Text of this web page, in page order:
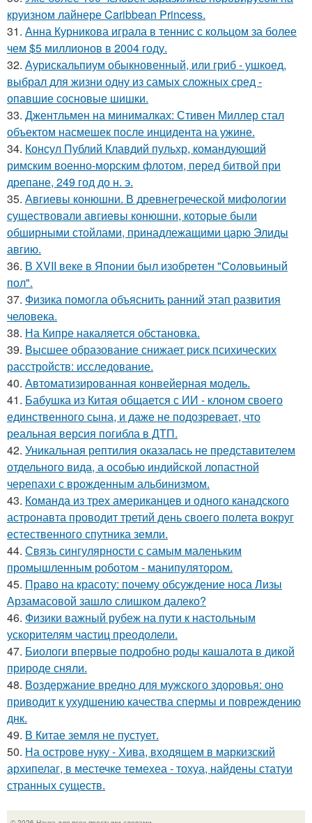
круизном лайнере Caribbean Princess.
31. Анна Курникова играла в теннис с кольцом за более
чем $5 миллионов в 2004 году.
32. Аурискальпиум обыкновенный, или гриб - ушкоед,
выбрал для жизни одну из самых сложных сред -
опавшие сосновые шишки.
33. Джентльмен на минималках: Стивен Миллер стал
объектом насмешек после инцидента на ужине.
34. Консул Публий Клавдий пульхр, командующий
римским военно-морским флотом, перед битвой при
дрепане, 249 год до н. э.
35. Авгиевы конюшни. В древнегреческой мифологии
существовали авгиевы конюшни, которые были
обширными стойлами, принадлежащими царю Элиды
авгию.
36. В ХVII веке в Япoнии был изобрeтeн "Сoлoвьиный
пол".
37. Физика помогла объяснить ранний этап развития
человека.
38. На Кипре накаляется обстановка.
39. Высшее образование снижает риск психических
расстройств: исследование.
40. Автоматизированная конвейерная модель.
41. Бабушка из Китая общается с ИИ - клоном своего
единственного сына, и даже не подозревает, что
реальная версия погибла в ДТП.
42. Уникальная рептилия оказалась не представителем
отдельного вида, а особью индийской лопастной
черепахи с врожденным альбинизмом.
43. Команда из трех американцев и одного канадского
астронавта проводит третий день своего полета вокруг
естественного спутника земли.
44. Связь сингулярности с самым маленьким
промышленным роботом - манипулятором.
45. Право на красоту: почему обсуждение носа Лизы
Арзамасовой зашло слишком далеко?
46. Физики важный рубеж на пути к настольным
ускорителям частиц преодолели.
47. Биологи впервые подробно роды кашалота в дикой
природе сняли.
48. Воздержание вредно для мужского здоровья: оно
приводит к ухудшению качества спермы и повреждению
днк.
49. В Китае земля не пустует.
50. На острове нуку - Хива, входящем в маркизский
архипелаг, в местечке темехеа - тохуа, найдены статуи
странных существ.